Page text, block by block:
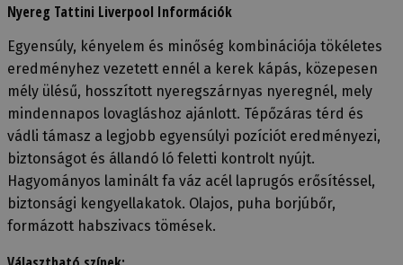
Nyereg Tattini Liverpool Információk
Egyensúly, kényelem és minőség kombinációja tökéletes
eredményhez vezetett ennél a kerek kápás, közepesen
mély ülésű, hosszított nyeregszárnyas nyeregnél, mely
mindennapos lovagláshoz ajánlott. Tépőzáras térd és
vádli támasz a legjobb egyensúlyi pozíciót eredményezi,
biztonságot és állandó ló feletti kontrolt nyújt.
Hagyományos laminált fa váz acél laprugós erősítéssel,
biztonsági kengyellakatok. Olajos, puha borjúbőr,
formázott habszivacs tömések.